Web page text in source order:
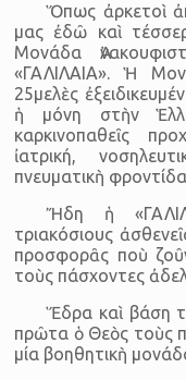
Ὅπως ἀρκετοὶ
μας ἐδῶ καὶ
Μονάδα
«ΓΑΛΙΛΑΙΑ». Ἡ
25μελὲς
ἡ μόνη στὴν
καρκινοπαθεῖς
ἰατρική,
πνευματικὴ
Ἤδη ἡ
τριακόσιους
προσφορᾶς ποὺ
τοὺς πάσχοντες
Ἕδρα καὶ βάση
πρῶτα ὁ Θεὸς τοὺς
μία βοηθητικὴ